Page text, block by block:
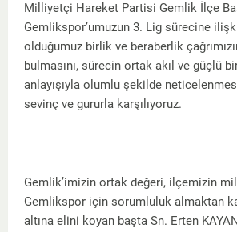
Milliyetçi Hareket Partisi Gemlik İlçe
Gemlikspor’umuzun 3. Lig sürecine
olduğumuz birlik ve beraberlik
bulmasını, sürecin ortak akıl ve güçlü
anlayışıyla olumlu şekilde
sevinç ve gururla karşılıyoruz.
Gemlik’imizin ortak değeri, ilçemizin
Gemlikspor için sorumluluk almaktan
altına elini koyan başta Sn. Erten